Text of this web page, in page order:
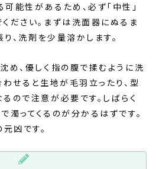
能性があるため、必ず「中性」
ださい。まずは洗面器にぬるま
、洗剤を少量溶かします。
め、優しく指の腹で揉むように洗
わせると生地が毛羽立ったり、型
ので注意が必要です。しばらく
濁ってくるのが分かるはずです。
凶です。